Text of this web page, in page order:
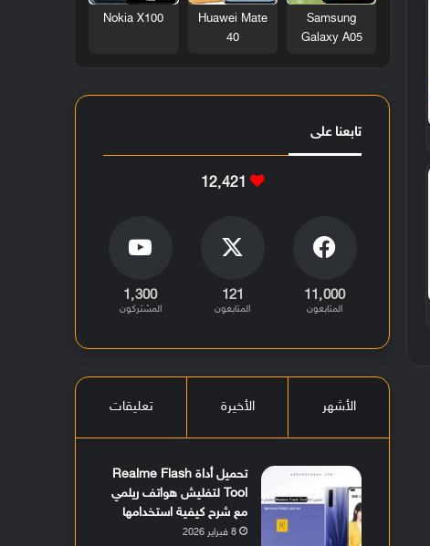
Samsung
Galaxy A05
Huawei Mate
40
Nokia X100
تابعنا على
12٬421
11٬000
المتابعون
121
المتابعون
1٬300
المشتركون
الأشهر الأخيرة تعليقات
تحميل أداة Realme Flash
Tool لتفليش هواتف ريلمي
مع شرح كيفية استخدامها
8 فبراير 2026